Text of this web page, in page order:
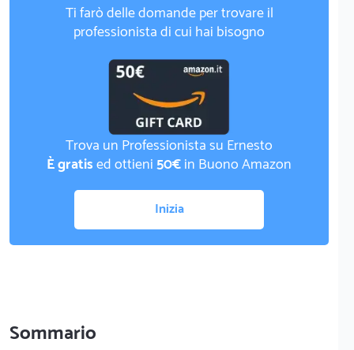
Ti farò delle domande per trovare il
professionista di cui hai bisogno
Trova un Professionista su Ernesto
È gratised ottieni50€in Buono Amazon
Inizia
Sommario